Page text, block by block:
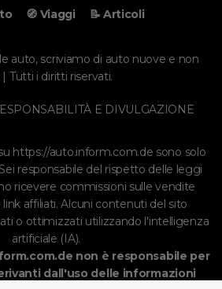
🧭 Viaggi 📝 Articoli
auto, scriviamo di auto nuove e non
| Tutti i diritti riservati.
E DIVULGAZIONE
https://auto.inform.com.de sono solo
responsabile del rispetto delle leggi
ricevere commissioni sulle vendite
affiliati. Alcuni contenuti del sito
o ottimizzati utilizzando l'intelligenza
artificiale (IA).
non è responsabile per
dall'uso delle informazioni